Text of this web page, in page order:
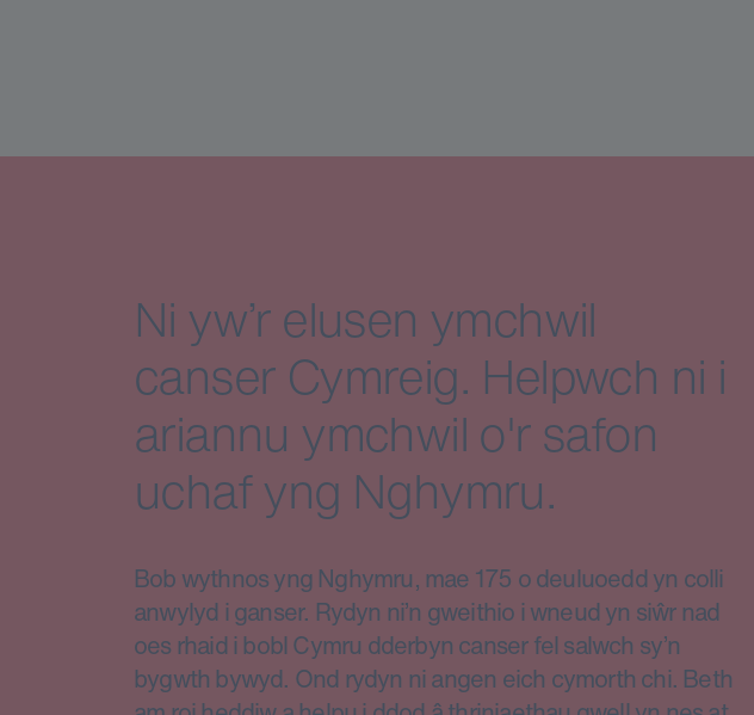
Ni yw’r elusen ymchwil
canser Cymreig. Helpwch ni i
ariannu ymchwil o'r safon
uchaf yng Nghymru.
Bob wythnos yng Nghymru, mae 175 o deuluoedd yn colli
anwylyd i ganser. Rydyn ni’n gweithio i wneud yn siŵr nad
oes rhaid i bobl Cymru dderbyn canser fel salwch sy’n
bygwth bywyd. Ond rydyn ni angen eich cymorth chi. Beth